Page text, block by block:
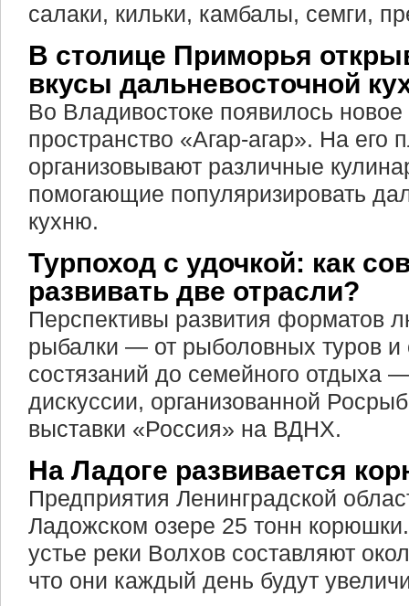
салаки, кильки, камбалы, семги,
В столице Приморья
вкусы дальневосточной
Во Владивостоке появилось новое
пространство «Агар-агар». На его
организовывают различные
помогающие популяризировать
кухню.
Турпоход с удочкой: как
развивать две отрасли?
Перспективы развития форматов
рыбалки — от рыболовных туров и
состязаний до семейного отдыха
дискуссии, организованной
выставки «Россия» на ВДНХ.
На Ладоге развивается
Предприятия Ленинградской
Ладожском озере 25 тонн
устье реки Волхов составляют
что они каждый день будут